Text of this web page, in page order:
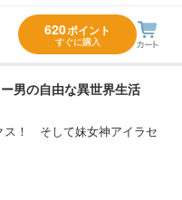
620ポイント
すぐに購入
男の自由な異世界生活
ス！ そして妹女神アイラセ